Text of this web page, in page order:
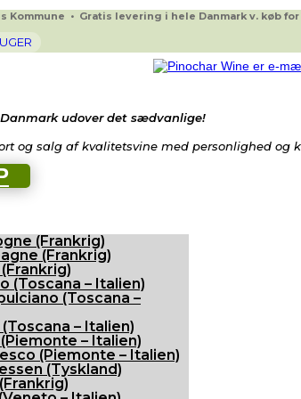
Kommune • Gratis levering i hele Danmark v. køb
udover det sædvanlige!
og salg af kvalitetsvine med personlighed
(Frankrig)
(Frankrig)
(Toscana – Italien)
(Toscana –
– Italien)
– Italien)
(Piemonte – Italien)
(Tyskland)